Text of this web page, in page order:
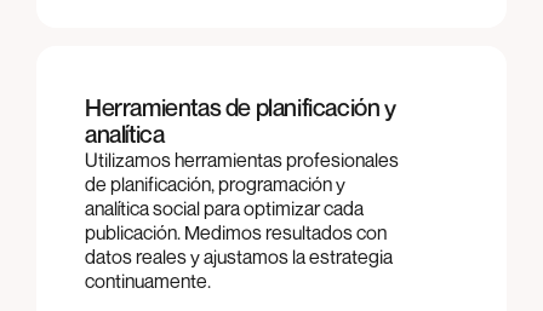
Herramientas de planificación y
analítica
Utilizamos herramientas profesionales
de planificación, programación y
analítica social para optimizar cada
publicación. Medimos resultados con
datos reales y ajustamos la estrategia
continuamente.